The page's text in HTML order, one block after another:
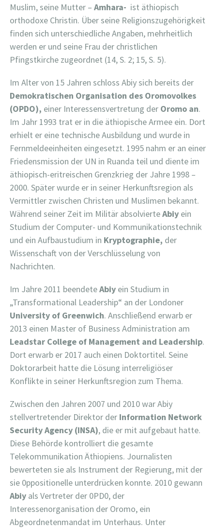
Muslim, seine Mutter – Amhara- ist äthiopisch
orthodoxe Christin. Über seine Religionszugehörigkeit
finden sich unterschiedliche Angaben, mehrheitlich
werden er und seine Frau der christlichen
Pfingstkirche zugeordnet (14, S. 2; 15, S. 5).
Im Alter von 15 Jahren schloss Abiy sich bereits der
Demokratischen Organisation des Oromovolkes
(OPDO), einer Interessensvertretung der Oromo an.
Im Jahr 1993 trat er in die äthiopische Armee ein. Dort
erhielt er eine technische Ausbildung und wurde in
Fernmeldeeinheiten eingesetzt. 1995 nahm er an einer
Friedensmission der UN in Ruanda teil und diente im
äthiopisch-eritreischen Grenzkrieg der Jahre 1998 –
2000. Später wurde er in seiner Herkunftsregion als
Vermittler zwischen Christen und Muslimen bekannt.
Während seiner Zeit im Militär absolvierteAbiy ein
Studium der Computer- und Kommunikationstechnik
und ein Aufbaustudium in Kryptographie, der
Wissenschaft von der Verschlüsselung von
Nachrichten.
Im Jahre 2011 beendeteAbiy ein Studium in
„Transformational Leadership“ an der Londoner
University of Greenwich. Anschließend erwarb er
2013 einen Master of Business Administration am
Leadstar College of Management and Leadership.
Dort erwarb er 2017 auch einen Doktortitel. Seine
Doktorarbeit hatte die Lösung interreligiöser
Konflikte in seiner Herkunftsregion zum Thema.
Zwischen den Jahren 2007 und 2010 war Abiy
stellvertretender Direktor der Information Network
Security Agency (INSA), die er mit aufgebaut hatte.
Diese Behörde kontrolliert die gesamte
Telekommunikation Äthiopiens. Journalisten
bewerteten sie als Instrument der Regierung, mit der
sie 0ppositionelle unterdrücken konnte. 2010 gewann
Abiy als Vertreter der 0PD0, der
Interessenorganisation der Oromo, ein
Abgeordnetenmandat im Unterhaus. Unter